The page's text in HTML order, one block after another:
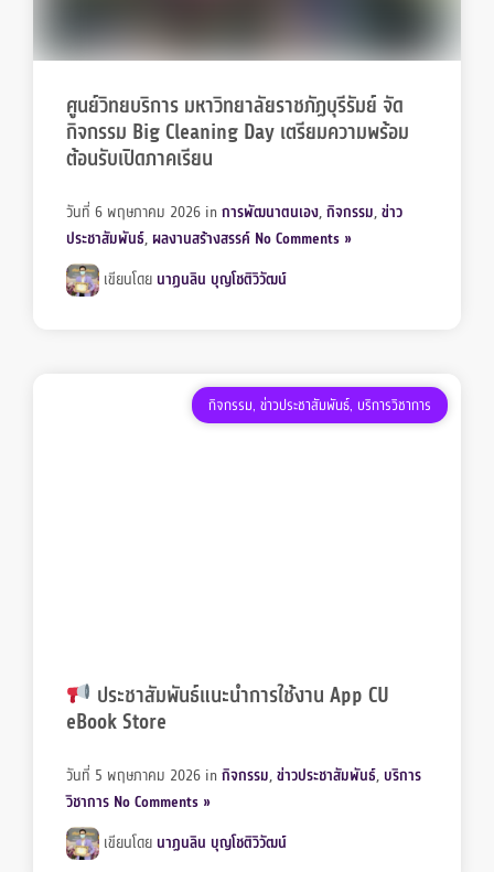
ศูนย์วิทยบริการ มหาวิทยาลัยราชภัฏบุรีรัมย์ จัด
กิจกรรม Big Cleaning Day เตรียมความพร้อม
ต้อนรับเปิดภาคเรียน
วันที่ 6 พฤษภาคม 2026 inการพัฒนาตนเอง,กิจกรรม,ข่าว
ประชาสัมพันธ์, ผลงานสร้างสรรค์ No Comments »
เขียนโดย นาฏนลิน บุญโชติวิวัฒน์
กิจกรรม, ข่าวประชาสัมพันธ์, บริการวิชาการ
ประชาสัมพันธ์แนะนำการใช้งาน App CU
eBook Store
วันที่ 5 พฤษภาคม 2026 inกิจกรรม,ข่าวประชาสัมพันธ์, บริการ
วิชาการ No Comments »
เขียนโดย นาฏนลิน บุญโชติวิวัฒน์